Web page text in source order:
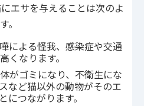
エサを与えることは次のよ
。
による怪我、感染症や交通
くなります。
がゴミになり、不衛生にな
など猫以外の動物がそのエ
につながります。